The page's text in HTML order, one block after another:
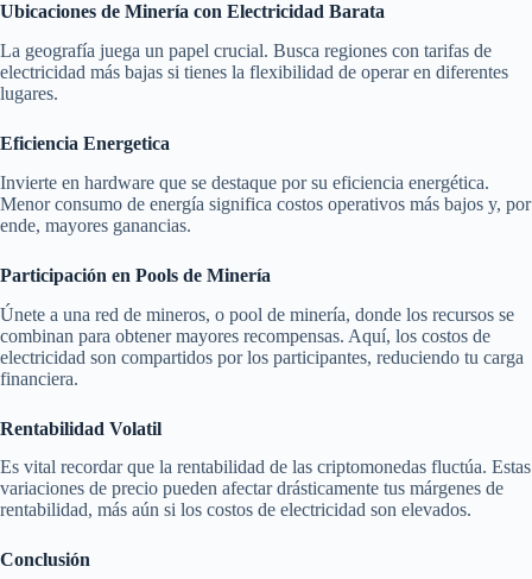
Ubicaciones de Minería con Electricidad Barata
La geografía juega un papel crucial. Busca regiones con tarifas de
electricidad más bajas si tienes la flexibilidad de operar en diferentes
lugares.
Eficiencia Energetica
Invierte en hardware que se destaque por su eficiencia energética.
Menor consumo de energía significa costos operativos más bajos y, por
ende, mayores ganancias.
Participación en Pools de Minería
Únete a una red de mineros, o pool de minería, donde los recursos se
combinan para obtener mayores recompensas. Aquí, los costos de
electricidad son compartidos por los participantes, reduciendo tu carga
financiera.
Rentabilidad Volatil
Es vital recordar que la rentabilidad de las criptomonedas fluctúa. Estas
variaciones de precio pueden afectar drásticamente tus márgenes de
rentabilidad, más aún si los costos de electricidad son elevados.
Conclusión